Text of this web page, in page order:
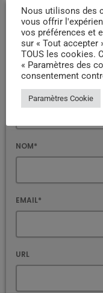
Laisser une
Votre adresse email
d'un * sont obligatoires
COMMENTAIRE*
NOM*
EMAIL*
URL
Nous utilisons des
vous offrir
vos préférences et
sur « Tout accepter
TOUS les cookies.
« Paramètres des
consentement
Paramètres Cookie